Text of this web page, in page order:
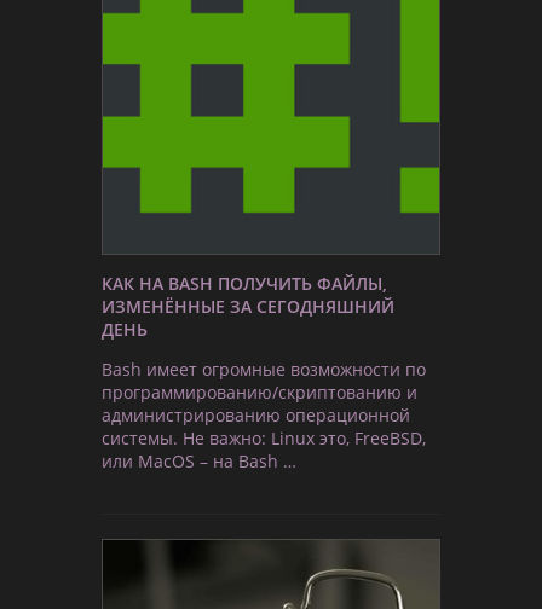
КАК НА BASH ПОЛУЧИТЬ ФАЙЛЫ,
ИЗМЕНЁННЫЕ ЗА СЕГОДНЯШНИЙ
ДЕНЬ
Bash имеет огромные возможности по
программированию/скриптованию и
администрированию операционной
системы. Не важно: Linux это, FreeBSD,
или MacOS – на Bash …